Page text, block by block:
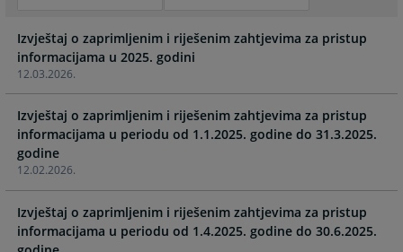
forward
to
interact
with
the
calendar
and
select
a
date.
Press
forward
to
with
the
calendar
a
date.
Press
12.03.2026.
Izvještaj o zaprimljenim i riješenim zahtjevima za pristup
12.02.2026.
Izvještaj o zaprimljenim i riješenim zahtjevima za pristup
informacijama u periodu od 1.1.2025. godine do 31.3.2025.
godine
Izvještaj o zaprimljenim i riješenim zahtjevima za pristup
informacijama u periodu od 1.4.2025. godine do 30.6.2025.